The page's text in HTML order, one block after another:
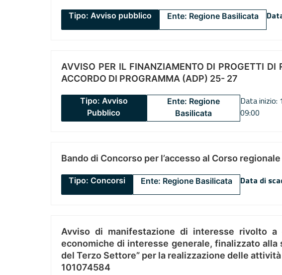
Tipo: Avviso pubblico Ente: Regione Basilicata
AVVISO PER IL FINANZIAMENTO DI PROGETTI
ACCORDO DI PROGRAMMA (ADP) 25- 27
Tipo: Avviso
Pubblico
Ente: Regione
Basilicata
Data
09:00
Bando di Concorso per l’accesso al Corso
Tipo: Concorsi Ente: Regione Basilicata Data di
Avviso di manifestazione di interesse rivolto
economiche di interesse generale, finalizzato alla
del Terzo Settore” per la realizzazione delle
101074584